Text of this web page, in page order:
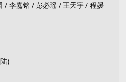
/ 李嘉铭 / 彭必瑶 / 王天宇 / 程媛
)